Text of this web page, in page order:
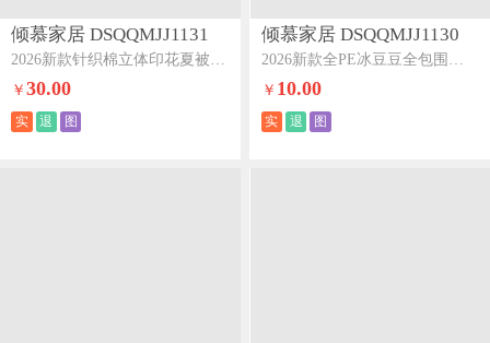
倾慕家居 DSQQMJJ1131
2026新款针织棉立体印花夏被XB大眼兔
￥30.00
实 退 图
倾慕家居 DSQQMJJ1130
2026新款全PE冰豆豆全包围床笠款凉席箭纹绿
￥ 10.00
实 退 图